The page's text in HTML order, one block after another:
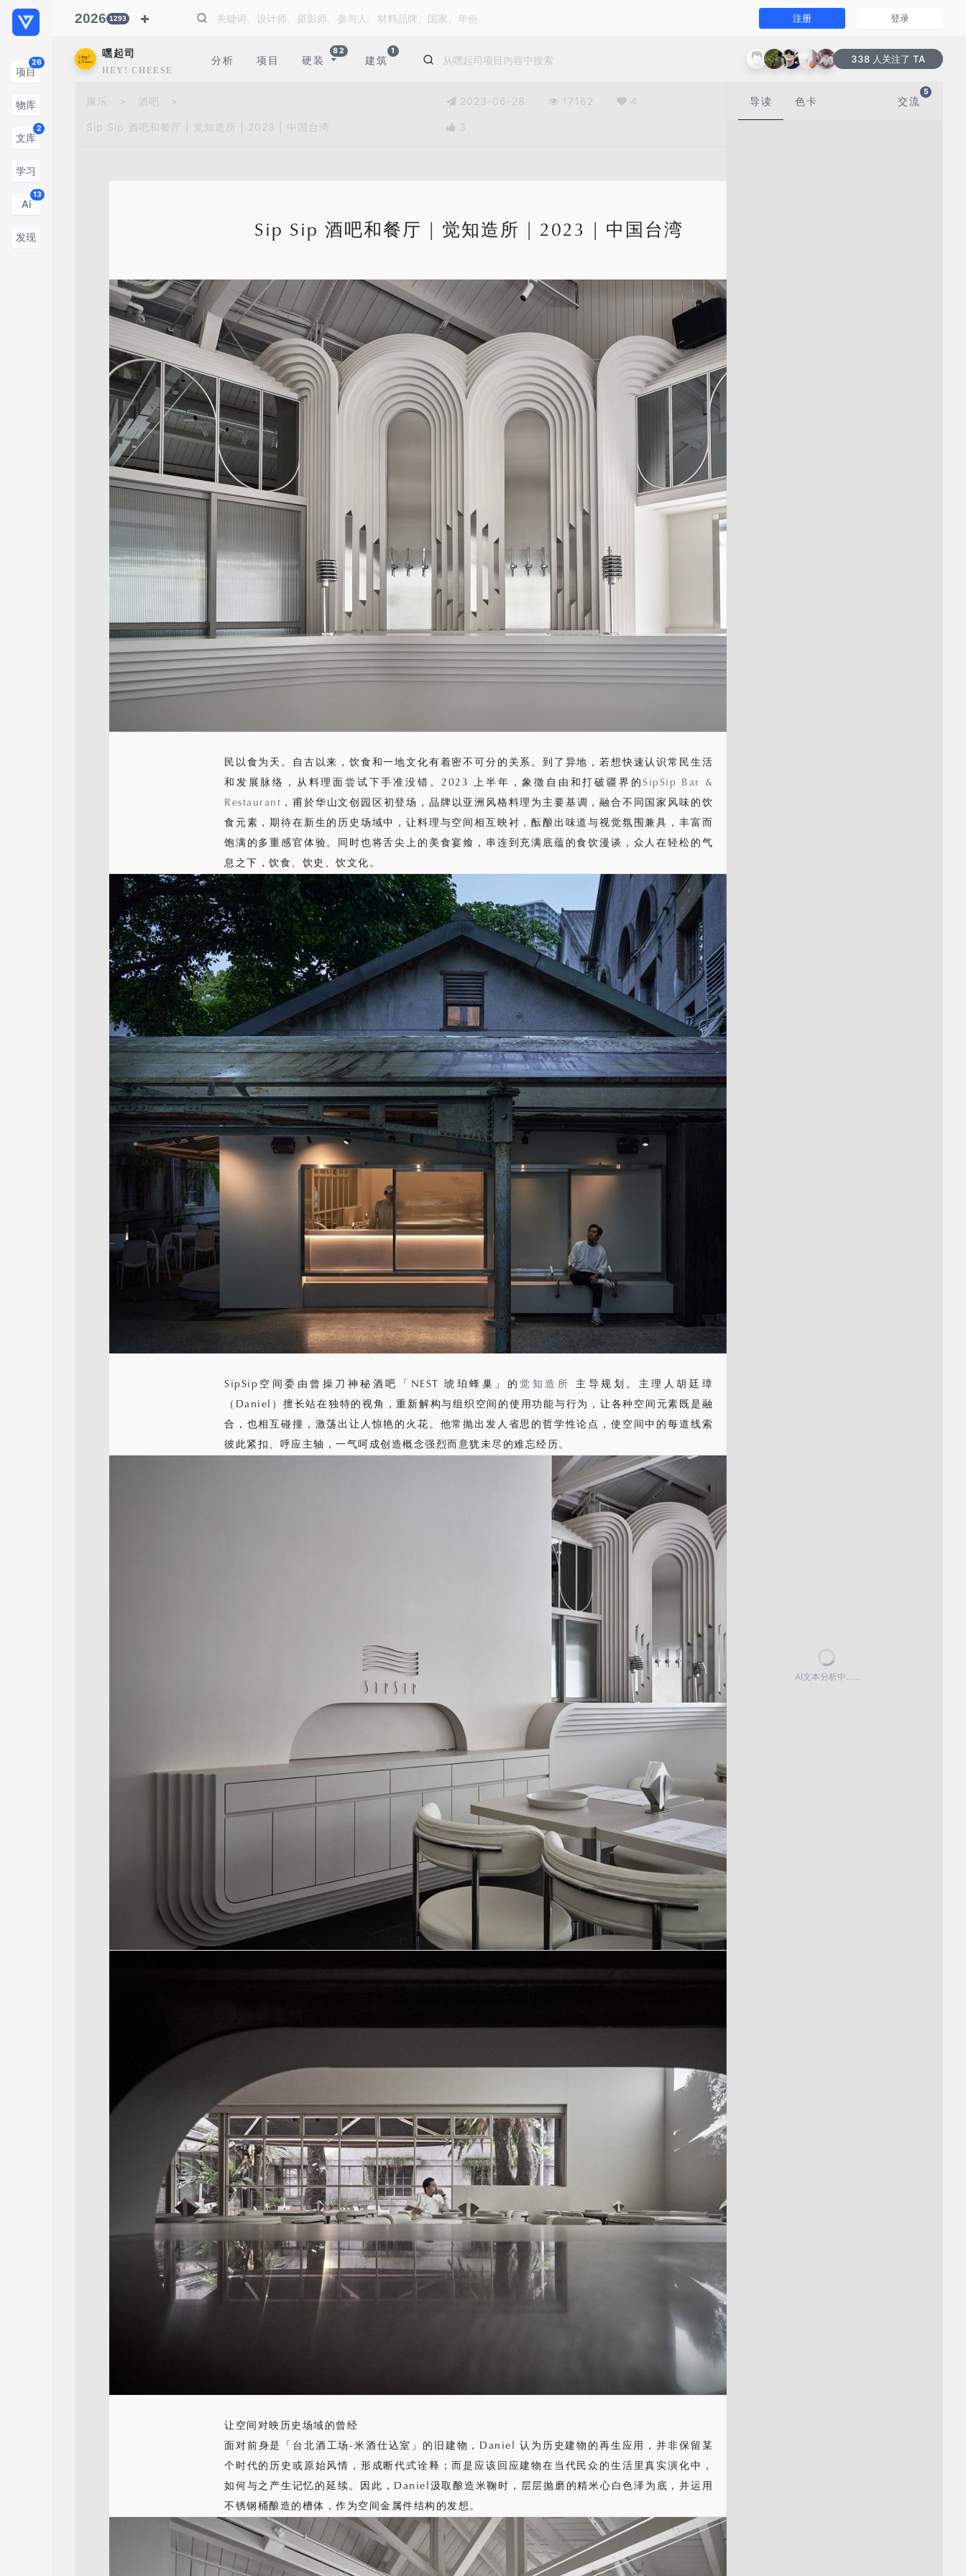
项目
26
物库
文库
2
学习
Ai
13
发现
2026 1293 注册 登录
嘿起司
HEY! CHEESE
分析 项目 硬装
82
建筑
1
338 人关注了 TA
康乐 > 酒吧 >
Sip Sip 酒吧和餐厅 | 觉知造所 | 2023 | 中国台湾
2023-06-28 17162 4
3
Sip Sip 酒吧和餐厅 | 觉知造所 | 2023 | 中国台湾
民以食为天。自古以来，饮食和一地文化有着密不可分的关系。到了异地，若想快速认识常民生活
和发展脉络，从料理面尝试下手准没错。2023 上半年，象徵自由和打破疆界的SipSip Bar &
Restaurant ，甫於华山文创园区初登场，品牌以亚洲风格料理为主要基调，融合不同国家风味的饮
食元素，期待在新生的历史场域中，让料理与空间相互映衬，酝酿出味道与视觉氛围兼具，丰富而
饱满的多重感官体验。同时也将舌尖上的美食宴飨，串连到充满底蕴的食饮漫谈，众人在轻松的气
息之下，饮食、饮史、饮文化。
SipSip空间委由曾操刀神秘酒吧「NEST 琥珀蜂巢」的觉知造所
主导规划。主理人胡廷璋
（Daniel）擅长站在独特的视角，重新解构与组织空间的使用功能与行为，让各种空间元素既是融
合，也相互碰撞，激荡出让人惊艳的火花。他常抛出发人省思的哲学性论点，使空间中的每道线索
彼此紧扣、呼应主轴，一气呵成创造概念强烈而意犹未尽的难忘经历。
让空间对映历史场域的曾经
面对前身是「台北酒工场-米酒仕込室」的旧建物，Daniel 认为历史建物的再生应用，并非保留某
个时代的历史或原始风情，形成断代式诠释；而是应该回应建物在当代民众的生活里真实演化中，
如何与之产生记忆的延续。因此，Daniel汲取酿造米鞠时，层层抛磨的精米心白色泽为底，并运用
不锈钢桶酿造的槽体，作为空间金属件结构的发想。
导读 色卡 交流
5
AI文本分析中……